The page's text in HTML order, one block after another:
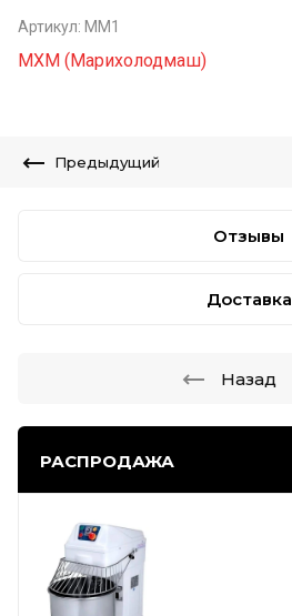
РАСПРОДАЖА
Артикул: ММ1
МХМ (Марихолодмаш)
Предыдущий
Отзывы
Доставка
Назад